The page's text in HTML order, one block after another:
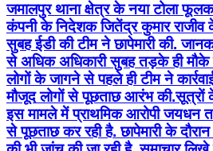
जमालपुर थाना क्षेत्र के नया टोला
कंपनी के निदेशक जितेंद्र कुमार राजीव
सुबह ईडी की टीम ने छापेमारी की.
से अधिक अधिकारी सुबह तड़के ही मौके
लोगों के जागने से पहले ही टीम ने
मौजूद लोगों से पूछताछ आरंभ की.सूत्रों
इस मामले में प्राथमिक आरोपी जयधन
से पूछताछ कर रही है. छापेमारी के